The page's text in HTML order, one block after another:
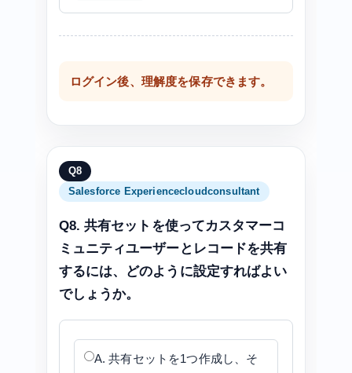
ログイン後、理解度を保存できます。
Q8
Salesforce Experiencecloudconsultant
Q8. 共有セットを使ってカスタマーコ
ミュニティユーザーとレコードを共有
するには、どのように設定すればよい
でしょうか。
A. 共有セットを1つ作成し、そ